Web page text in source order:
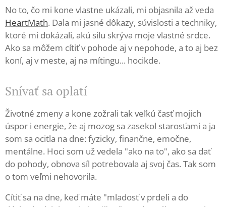
No to, čo mi kone vlastne ukázali, mi objasnila až veda
HeartMath. Dala mi jasné dôkazy, súvislosti a techniky,
ktoré mi dokázali, akú silu skrýva moje vlastné srdce.
Ako sa môžem cítiť v pohode aj v nepohode, a to aj bez
koní, aj v meste, aj na mítingu... hocikde.
Snívať sa oplatí
Životné zmeny a kone zožrali tak veľkú časť mojich
úspor i energie, že aj mozog sa zasekol starosťami a ja
som sa ocitla na dne: fyzicky, finančne, emočne,
mentálne. Hoci som už vedela "ako na to", ako sa dať
do pohody, obnova síl potrebovala aj svoj čas. Tak som
o tom veľmi nehovorila.
Cítiť sa na dne, keď máte "mladosť v prdeli a do